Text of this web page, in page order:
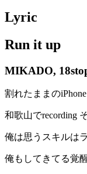
Lyric
Run it up
MIKADO,
割れたままの
和歌山でrecording
俺は思うスキルは
俺もしてきてる覚